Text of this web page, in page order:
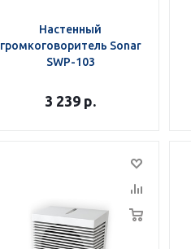
Настенный
громкоговоритель Sonar
SWP-103
3 239 р.